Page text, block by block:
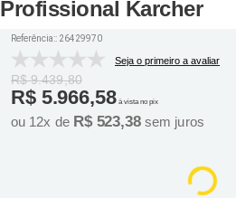
Profissional Karcher
Referência:: 26429970
Seja o primeiro a avaliar
R$ 9.439,80
R$ 5.966,58à vista no pix
ou 12x de R$ 523,38 sem juros